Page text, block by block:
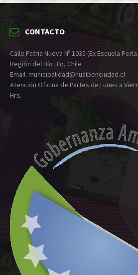
CONTACTO
Calle Patria Nueva Nº 1035 (Ex Escuela
Región del Bío Bío, Chile
Email: municipalidad@hualpenciudad.cl
Atención Oficina de Partes de Lunes a
Hrs.